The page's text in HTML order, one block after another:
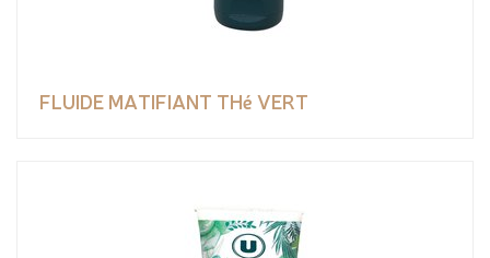
FLUIDE MATIFIANT THé VERT